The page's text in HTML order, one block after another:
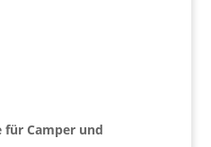
für Camper und